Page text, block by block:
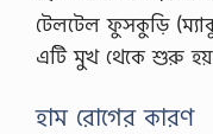
টেলটেল ফুসকুড়ি
এটি মুখ থেকে শুরু হয়
হাম রোগের কারণ